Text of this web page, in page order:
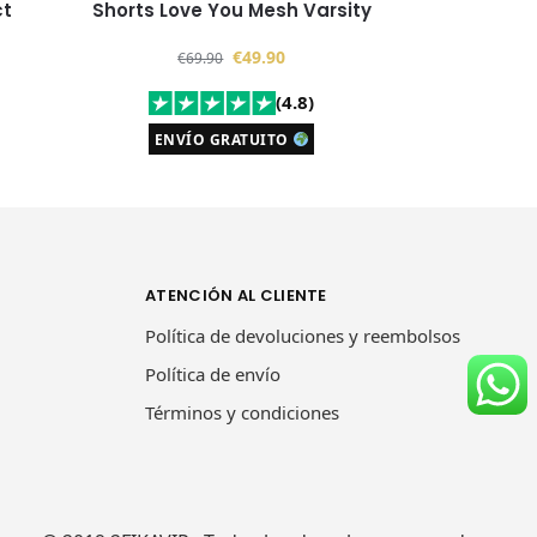
Shorts Love You Mesh Varsity
€69.90 €49.90
(4.8)
ENVÍO GRATUITO
ATENCIÓN AL CLIENTE
Política de devoluciones y reembolsos
Política de envío
Términos y condiciones